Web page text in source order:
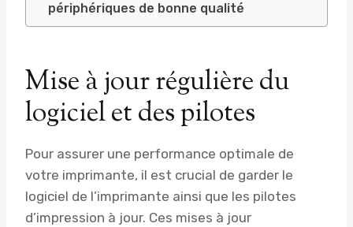
périphériques de bonne qualité
Mise à jour régulière du
logiciel et des pilotes
Pour assurer une performance optimale de
votre imprimante, il est crucial de garder le
logiciel de l’imprimante ainsi que les pilotes
d’impression à jour. Ces mises à jour